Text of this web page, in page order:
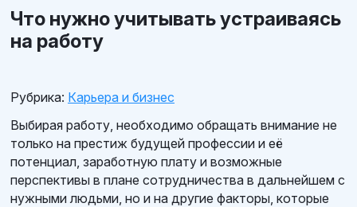
Что нужно учитывать устраиваясь
на работу
Рубрика: Карьера и бизнес
Выбирая работу, необходимо обращать внимание не
только на престиж будущей профессии и её
потенциал, заработную плату и возможные
перспективы в плане сотрудничества в дальнейшем с
нужными людьми, но и на другие факторы, которые